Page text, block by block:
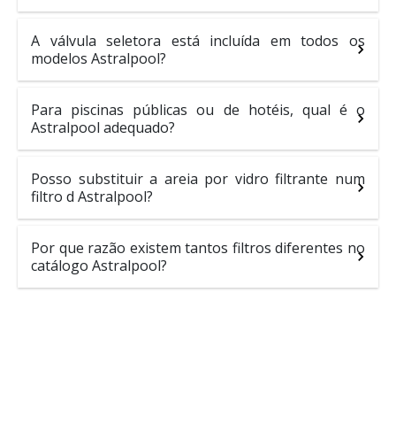
A válvula seletora está incluída em todos os
modelos Astralpool?
Para piscinas públicas ou de hotéis, qual é o
Astralpool adequado?
Posso substituir a areia por vidro filtrante num
filtro d Astralpool?
Por que razão existem tantos filtros diferentes no
catálogo Astralpool?